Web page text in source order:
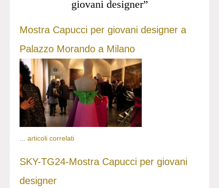
giovani designer”
Mostra Capucci per giovani designer a
Palazzo Morando a Milano
... articoli correlati
SKY-TG24-Mostra Capucci per giovani
designer